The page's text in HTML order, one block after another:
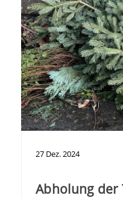
27 Dez.2024
Abholung der